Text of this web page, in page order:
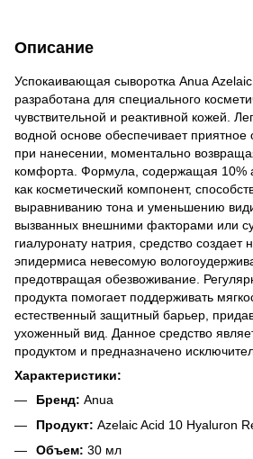
Описание
Успокаивающая сыворотка Anua
разработана для специального
чувствительной и реактивной кожей.
водной основе обеспечивает
при нанесении, моментально
комфорта. Формула, содержащая 10%
как косметический компонент,
выравниванию тона и уменьшению
вызванных внешними факторами или
гиалуронату натрия, средство создает
эпидермиса невесомую
предотвращая обезвоживание.
продукта помогает поддерживать
естественный защитный барьер,
ухоженный вид. Данное средство
продуктом и предназначено
Характеристики:
Бренд: Anua
Продукт: Azelaic Acid 10 Hyaluron
Объем: 30 мл